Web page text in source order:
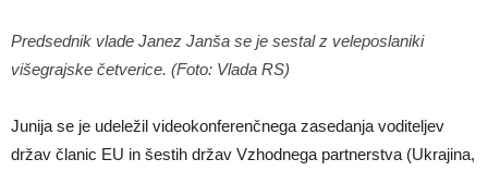
Predsednik vlade Janez Janša se je sestal z veleposlaniki
višegrajske četverice. (Foto: Vlada RS)
Junija se je udeležil videokonferenčnega zasedanja voditeljev
držav članic EU in šestih držav Vzhodnega partnerstva (Ukrajina,